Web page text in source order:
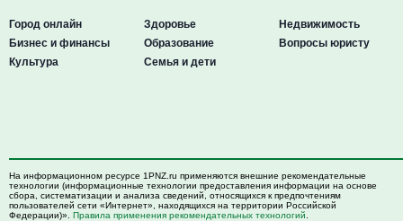
Город онлайн
Бизнес и финансы
Культура
Здоровье
Образование
Семья и дети
Недвижимость
Вопросы юристу
На информационном ресурсе 1PNZ.ru применяются внешние рекомендательные
технологии (информационные технологии предоставления информации на основе
сбора, систематизации и анализа сведений, относящихся к предпочтениям
пользователей сети «Интернет», находящихся на территории Российской
Федерации)». Правила применения рекомендательных технологий